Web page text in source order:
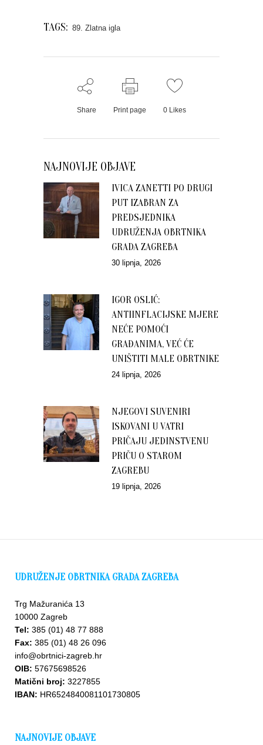
TAGS: 89. Zlatna igla
Share Print page 0 Likes
NAJNOVIJE OBJAVE
IVICA ZANETTI PO DRUGI
PUT IZABRAN ZA
PREDSJEDNIKA
UDRUŽENJA OBRTNIKA
GRADA ZAGREBA
30 lipnja, 2026
IGOR OSLIĆ:
ANTIINFLACIJSKE MJERE
NEĆE POMOĆI
GRAĐANIMA, VEĆ ĆE
UNIŠTITI MALE OBRTNIKE
24 lipnja, 2026
NJEGOVI SUVENIRI
ISKOVANI U VATRI
PRIČAJU JEDINSTVENU
PRIČU O STAROM
ZAGREBU
19 lipnja, 2026
UDRUŽENJE OBRTNIKA GRADA ZAGREBA
Trg Mažuranića 13
10000 Zagreb
Tel: 385 (01) 48 77 888
Fax: 385 (01) 48 26 096
info@obrtnici-zagreb.hr
OIB: 57675698526
Matični broj: 3227855
IBAN: HR6524840081101730805
NAJNOVIJE OBJAVE